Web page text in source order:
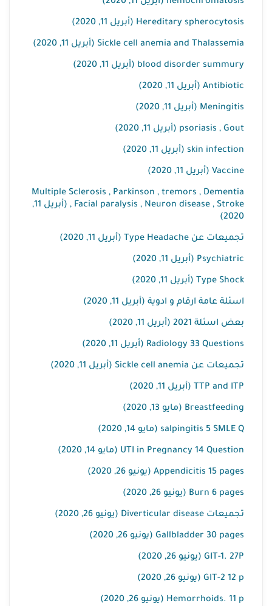
hemochromatosis (أبريل 11, 2020)
Hereditary spherocytosis (أبريل 11, 2020)
Sickle cell anemia and Thalassemia (أبريل 11, 2020)
blood disorder summury (أبريل 11, 2020)
Antibiotic (أبريل 11, 2020)
Meningitis (أبريل 11, 2020)
psoriasis , Gout (أبريل 11, 2020)
skin infection (أبريل 11, 2020)
Vaccine (أبريل 11, 2020)
Multiple Sclerosis , Parkinson , tremors , Dementia
, Facial paralysis , Neuron disease , Stroke (أبريل 11,
2020)
تجميعات عن Type Headache (أبريل 11, 2020)
Psychiatric (أبريل 11, 2020)
Type Shock (أبريل 11, 2020)
اسئلة عامة ارقام و ادوية (أبريل 11, 2020)
بعض اسئلة 2021 (أبريل 11, 2020)
Radiology 33 Questions (أبريل 11, 2020)
تجميعات عن Sickle cell anemia (أبريل 11, 2020)
TTP and ITP (أبريل 11, 2020)
Breastfeeding (مايو 13, 2020)
salpingitis 5 SMLE Q (مايو 14, 2020)
UTI in Pregnancy 14 Question (مايو 14, 2020)
Appendicitis 15 pages (يونيو 26, 2020)
Burn 6 pages (يونيو 26, 2020)
تجميعات Diverticular disease (يونيو 26, 2020)
Gallbladder 30 pages (يونيو 26, 2020)
GIT-1. 27P (يونيو 26, 2020)
GIT-2 12 p (يونيو 26, 2020)
Hemorrhoids. 11 p (يونيو 26, 2020)